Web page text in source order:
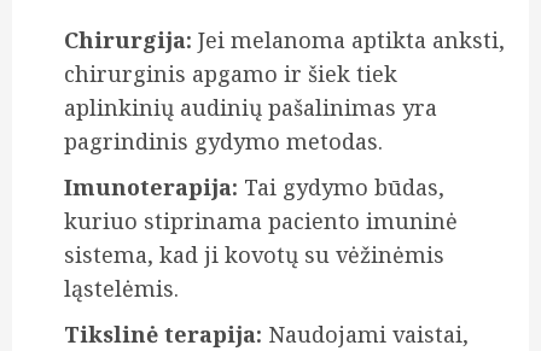
Chirurgija: Jei melanoma aptikta anksti,
chirurginis apgamo ir šiek tiek
aplinkinių audinių pašalinimas yra
pagrindinis gydymo metodas.
Imunoterapija: Tai gydymo būdas,
kuriuo stiprinama paciento imuninė
sistema, kad ji kovotų su vėžinėmis
ląstelėmis.
Tikslinė terapija: Naudojami vaistai,